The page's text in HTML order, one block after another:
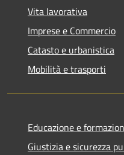
Vita lavorativa
Imprese e Commercio
Catasto e urbanistica
Mobilità e trasporti
Educazione e
Giustizia e sicurezza